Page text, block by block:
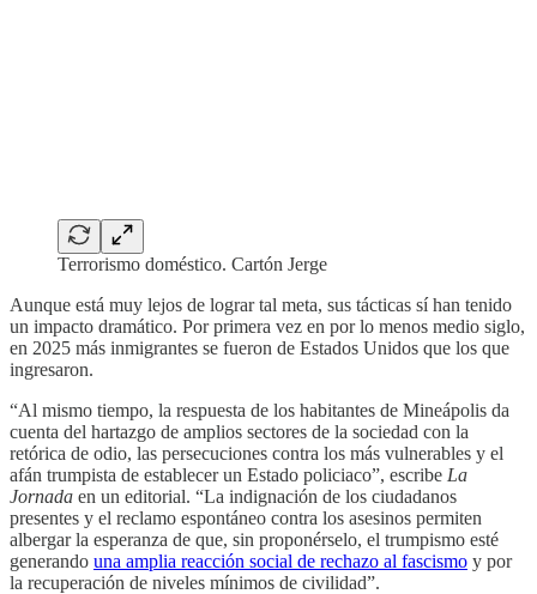
Terrorismo doméstico. Cartón Jerge
Aunque está muy lejos de lograr tal meta, sus tácticas sí han tenido
un impacto dramático. Por primera vez en por lo menos medio siglo,
en 2025 más inmigrantes se fueron de Estados Unidos que los que
ingresaron.
“Al mismo tiempo, la respuesta de los habitantes de Mineápolis da
cuenta del hartazgo de amplios sectores de la sociedad con la
retórica de odio, las persecuciones contra los más vulnerables y el
afán trumpista de establecer un Estado policiaco”, escribe La
Jornada en un editorial. “La indignación de los ciudadanos
presentes y el reclamo espontáneo contra los asesinos permiten
albergar la esperanza de que, sin proponérselo, el trumpismo esté
generando una amplia reacción social de rechazo al fascismo y por
la recuperación de niveles mínimos de civilidad”.